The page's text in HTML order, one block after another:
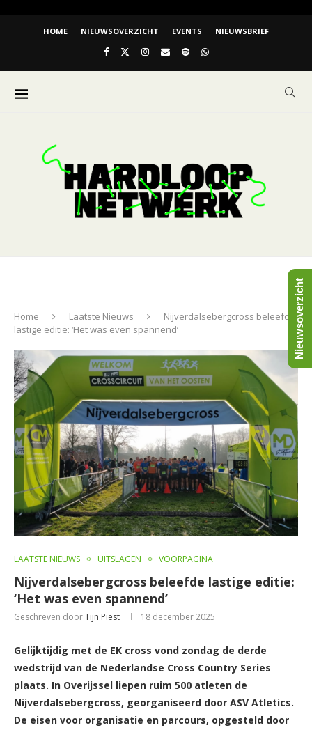
HOME NIEUWSOVERZICHT EVENTS NIEUWSBRIEF
Home Laatste Nieuws
Nijverdalsebergcross beleefde
lastige editie: ‘Het was even spannend’
LAATSTE NIEUWS UITSLAGEN VOORPAGINA
Nijverdalsebergcross beleefde lastige editie:
‘Het was even spannend’
Geschreven doorTijn Piest 18 december 2025
Gelijktijdig met de EK cross vond zondag de derde
wedstrijd van de Nederlandse Cross Country Series
plaats. In Overijssel liepen ruim 500 atleten de
Nijverdalsebergcross, georganiseerd door ASV Atletics.
De eisen voor organisatie en parcours, opgesteld door
Nieuwsoverzicht